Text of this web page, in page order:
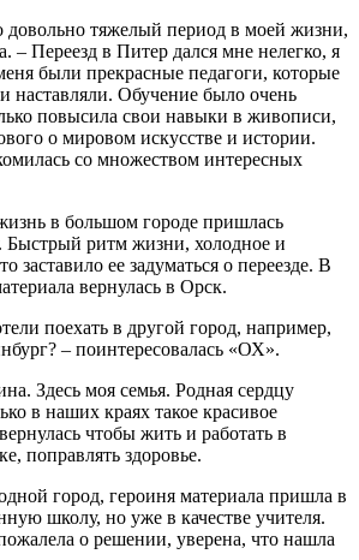
довольно тяжелый период в моей жизни,
– Переезд в Питер дался мне нелегко, я
были прекрасные педагоги, которые
наставляли. Обучение было очень
повысила свои навыки в живописи,
о мировом искусстве и истории.
со множеством интересных
в большом городе пришлась
Быстрый ритм жизни, холодное и
заставило ее задуматься о переезде. В
вернулась в Орск.
поехать в другой город, например,
– поинтересовалась «ОХ».
Здесь моя семья. Родная сердцу
в наших краях такое красивое
чтобы жить и работать в
поправлять здоровье.
город, героиня материала пришла в
школу, но уже в качестве учителя.
о решении, уверена, что нашла